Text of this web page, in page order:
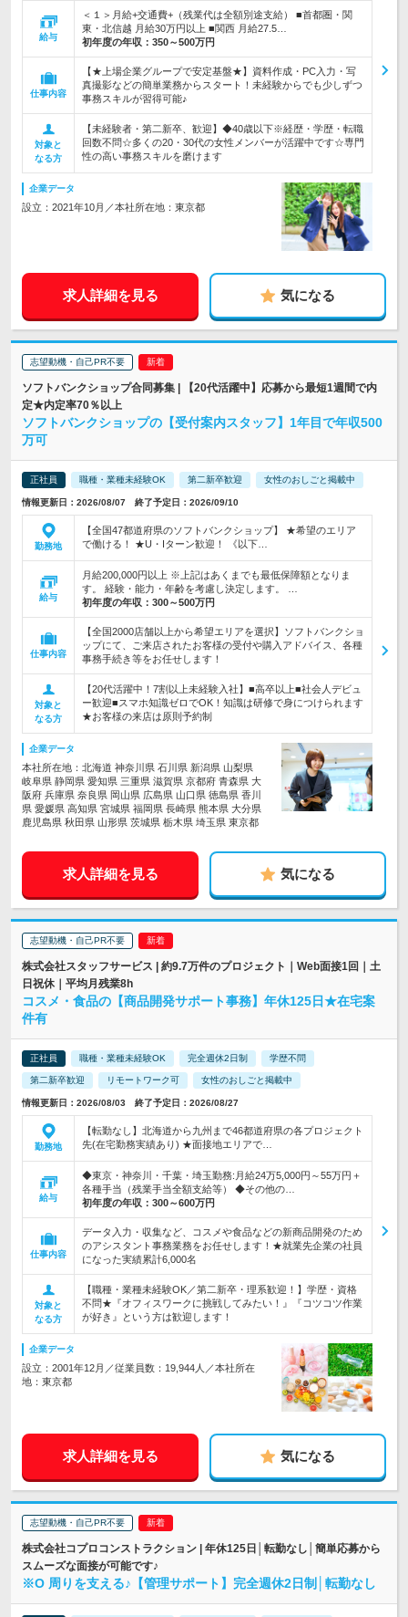
給与
＜１＞月給+交通費+（残業代は全額別途支給） ■首都圏・関
東・北信越 月給30万円以上 ■関西 月給27.5…
初年度の年収： 350～500万円
仕事内容
【★上場企業グループで安定基盤★】資料作成・PC入力・写
真撮影などの簡単業務からスタート！未経験からでも少しずつ
事務スキルが習得可能♪
対象と
なる方
【未経験者・第二新卒、歓迎】◆40歳以下※経歴・学歴・転職
回数不問☆多くの20・30代の女性メンバーが活躍中です☆専門
性の高い事務スキルを磨けます
企業データ
設立：2021年10月／本社所在地：東京都
求人詳細を見る 気になる
志望動機・自己PR不要
ソフトバンクショップ合同募集 | 【20代活躍中】応募から最短1週間で内
定★内定率70％以上
ソフトバンクショップの【受付案内スタッフ】1年目で年収500
万可
正社員 職種・業種未経験OK 第二新卒歓迎 女性のおしごと掲載中
情報更新日：2026/08/07 終了予定日：2026/09/10
勤務地
【全国47都道府県のソフトバンクショップ】 ★希望のエリア
で働ける！ ★U・Iターン歓迎！ 《以下…
給与
月給200,000円以上 ※上記はあくまでも最低保障額となりま
す。 経験・能力・年齢を考慮し決定します。 …
初年度の年収： 300～500万円
仕事内容
【全国2000店舗以上から希望エリアを選択】ソフトバンクショ
ップにて、ご来店されたお客様の受付や購入アドバイス、各種
事務手続き等をお任せします！
対象と
なる方
【20代活躍中！7割以上未経験入社】■高卒以上■社会人デビュ
ー歓迎■スマホ知識ゼロでOK！知識は研修で身につけられます
★お客様の来店は原則予約制
企業データ
本社所在地：北海道 神奈川県 石川県 新潟県 山梨県
岐阜県 静岡県 愛知県 三重県 滋賀県 京都府 青森県 大
阪府 兵庫県 奈良県 岡山県 広島県 山口県 徳島県 香川
県 愛媛県 高知県 宮城県 福岡県 長崎県 熊本県 大分県
鹿児島県 秋田県 山形県 茨城県 栃木県 埼玉県 東京都
求人詳細を見る 気になる
志望動機・自己PR不要
株式会社スタッフサービス | 約9.7万件のプロジェクト｜Web面接1回｜土
日祝休｜平均月残業8h
コスメ・食品の【商品開発サポート事務】年休125日★在宅案
件有
正社員 職種・業種未経験OK 完全週休2日制 学歴不問
第二新卒歓迎 リモートワーク可 女性のおしごと掲載中
情報更新日：2026/08/03 終了予定日：2026/08/27
勤務地
【転勤なし】北海道から九州まで46都道府県の各プロジェクト
先(在宅勤務実績あり) ★面接地エリアで…
給与
◆東京・神奈川・千葉・埼玉勤務:月給24万5,000円～55万円＋
各種手当（残業手当全額支給等） ◆その他の…
初年度の年収： 300～600万円
仕事内容
データ入力・収集など、コスメや食品などの新商品開発のため
のアシスタント事務業務をお任せします！★就業先企業の社員
になった実績累計6,000名
対象と
なる方
【職種・業種未経験OK／第二新卒・理系歓迎！】学歴・資格
不問★『オフィスワークに挑戦してみたい！』『コツコツ作業
が好き』という方は歓迎します！
企業データ
設立：2001年12月／従業員数：19,944人／本社所在
地：東京都
求人詳細を見る 気になる
志望動機・自己PR不要
株式会社コプロコンストラクション | 年休125日│転勤なし│簡単応募から
スムーズな面接が可能です♪
※O 周りを支える♪【管理サポート】完全週休2日制│転勤なし